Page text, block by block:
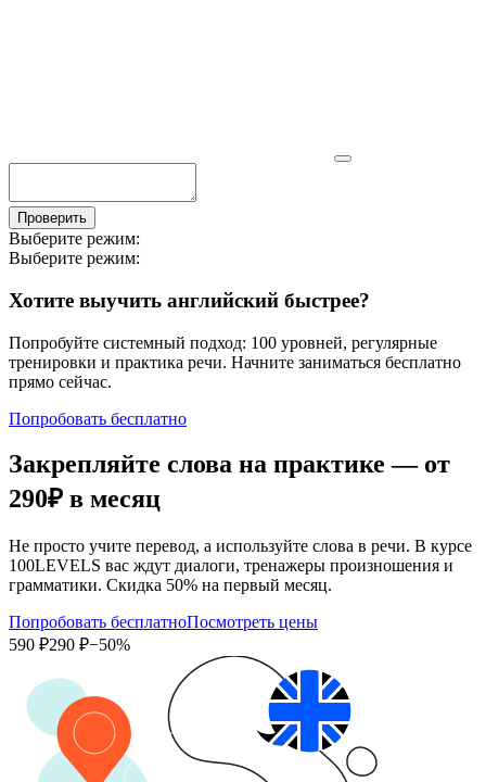
Проверить
Выберите режим:
Выберите режим:
Хотите выучить английский быстрее?
Попробуйте системный подход: 100 уровней, регулярные
тренировки и практика речи. Начните заниматься бесплатно
прямо сейчас.
Попробовать бесплатно
Закрепляйте слова на практике — от
290₽ в месяц
Не просто учите перевод, а используйте слова в речи. В курсе
100LEVELS вас ждут диалоги, тренажеры произношения и
грамматики. Скидка 50% на первый месяц.
Попробовать бесплатноПосмотреть цены
590 ₽290 ₽−50%